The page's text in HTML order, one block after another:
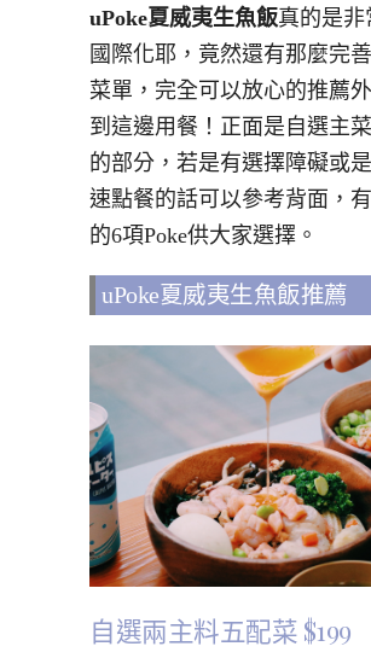
uPoke夏威夷生魚飯真的是非
國際化耶，竟然還有那麼完
菜單，完全可以放心的推薦
到這邊用餐！正面是自選主
的部分，若是有選擇障礙或
速點餐的話可以參考背面，
的6項Poke供大家選擇。
uPoke夏威夷生魚飯推薦
自選兩主料五配菜 $199